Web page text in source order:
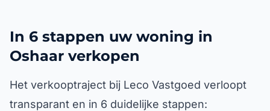
In 6 stappen uw woning in
Oshaar verkopen
Het verkooptraject bij Leco Vastgoed verloopt
transparant en in 6 duidelijke stappen: